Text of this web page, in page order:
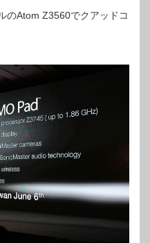
のAtom Z3560でクアッドコ